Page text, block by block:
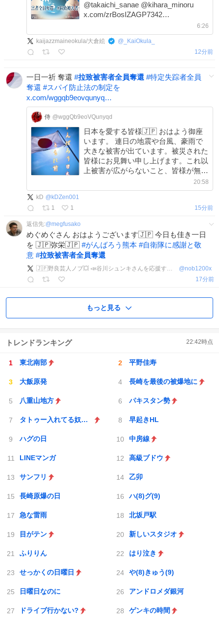
@takaichi_sanae @kihara_minoru
x.com/zrBosIZAGP7342…
6:26
kaijazzmaineokula/大倉絵 @ _KaiOkula_
12分前
一日一祈 奪還 #拉致被害者全員奪還 #特定失踪者全員
奪還 #スパイ防止法の制定を
x.com/wggqb9eovqunyq…
侍 @wggQb9eoVQunyqd
日本を愛する皆様🇯🇵 おはよう御座
います。 連日の地震や台風、豪雨で
大きな被害が出ています。被災された
皆様にお見舞い申し上げます。これ以
上被害が広がらないこと、皆様が無事
でいらっしゃることを心から祈ってい
ます。 奪還 #拉致被害者全員奪還 #特
20:58
kD @ kDZen001
1
1 15分前
返信先:@megfusako
めぐめぐさん おはようございます🇯🇵 今日も佳き一日
を 🇯🇵弥栄🇯🇵 #がんばろう熊本 #自衛隊に感謝と敬
意 #拉致被害者全員奪還
🇯🇵野良芸人ノブ💥 📣谷川シュンキさんを応援するアカウント📣 @nob1200x
17分前
もっと見る
トレンドランキング 22:42時点
東北南部 平野佳寿
大飯原発 長崎を最後の被爆地に
八重山地方 パキスタン勢
タトゥー入れてる奴は全員バカです 早起きHL
ハグの日 中房線
LINEマンガ 高級ブドウ
サンフリ 乙卯
長崎原爆の日 ハ(8)グ(9)
急な雷雨 北坂戸駅
目がテン 新しいスタジオ
ふりりん はり泣き
せっかくの日曜日 や(8)きゅう(9)
日曜日なのに アンドロメダ銀河
ドライブ行かない? ゲンキの時間